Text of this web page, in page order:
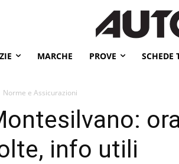
MARCHE PROVE SCHEDE
Norme e Assicurazioni
info utili